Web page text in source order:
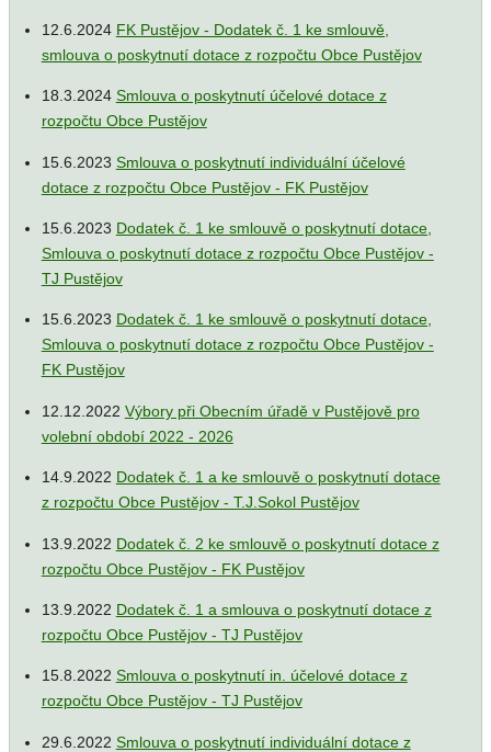
12.6.2024 FK Pustějov - Dodatek č. 1 ke smlouvě,
smlouva o poskytnutí dotace z rozpočtu Obce Pustějov
18.3.2024 Smlouva o poskytnutí účelové dotace z
rozpočtu Obce Pustějov
15.6.2023 Smlouva o poskytnutí individuální účelové
dotace z rozpočtu Obce Pustějov - FK Pustějov
15.6.2023 Dodatek č. 1 ke smlouvě o poskytnutí dotace,
Smlouva o poskytnutí dotace z rozpočtu Obce Pustějov -
TJ Pustějov
15.6.2023 Dodatek č. 1 ke smlouvě o poskytnutí dotace,
Smlouva o poskytnutí dotace z rozpočtu Obce Pustějov -
FK Pustějov
12.12.2022 Výbory při Obecním úřadě v Pustějově pro
volební období 2022 - 2026
14.9.2022 Dodatek č. 1 a ke smlouvě o poskytnutí dotace
z rozpočtu Obce Pustějov - T.J.Sokol Pustějov
13.9.2022 Dodatek č. 2 ke smlouvě o poskytnutí dotace z
rozpočtu Obce Pustějov - FK Pustějov
13.9.2022 Dodatek č. 1 a smlouva o poskytnutí dotace z
rozpočtu Obce Pustějov - TJ Pustějov
15.8.2022 Smlouva o poskytnutí in. účelové dotace z
rozpočtu Obce Pustějov - TJ Pustějov
29.6.2022 Smlouva o poskytnutí individuální dotace z